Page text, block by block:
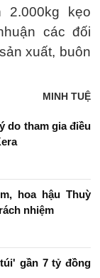
2.000kg kẹo
các đối
xuất, buôn
MINH TUỆ
do tham gia điều
hoa hậu Thuỳ
nhiệm
gần 7 tỷ đồng